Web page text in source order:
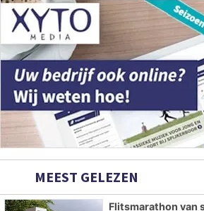
MEEST GELEZEN
Flitsmarathon van